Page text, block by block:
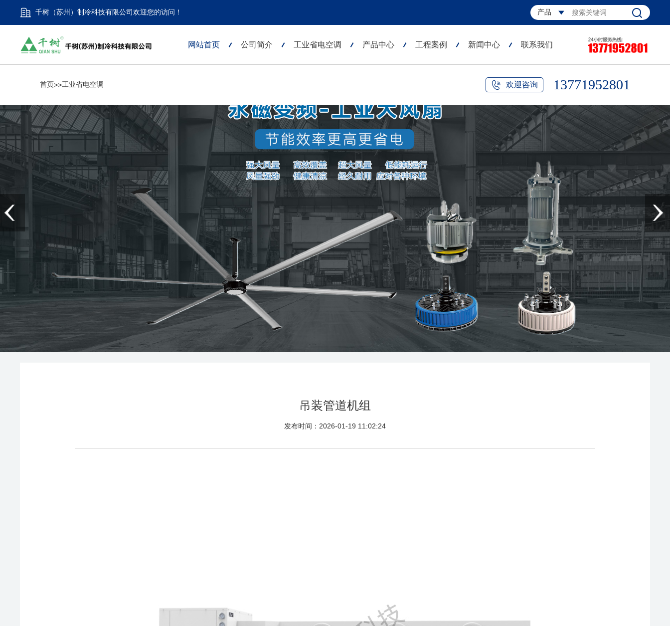
千树（苏州）制冷科技有限公司欢迎您的访问！ 产品
网站首页 公司简介 工业省电空调 产品中心 工程案例 新闻中心 联系我们
首页>>工业省电空调 欢迎咨询 13771952801
吊装管道机组
发布时间：2026-01-19 11:02:24